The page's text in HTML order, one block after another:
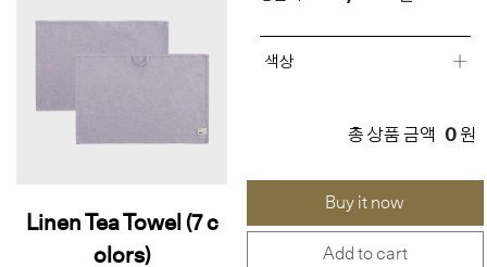
Linen Tea Towel (7 c
olors)
색상
총 상품 금액 0 원
Buy it now
Add to cart